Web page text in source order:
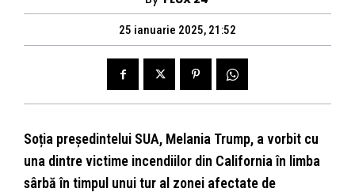
25 ianuarie 2025, 21:52
Soția președintelui SUA, Melania Trump, a vorbit cu
una dintre victime incendiilor din California în limba
sârbă în timpul unui tur al zonei afectate de